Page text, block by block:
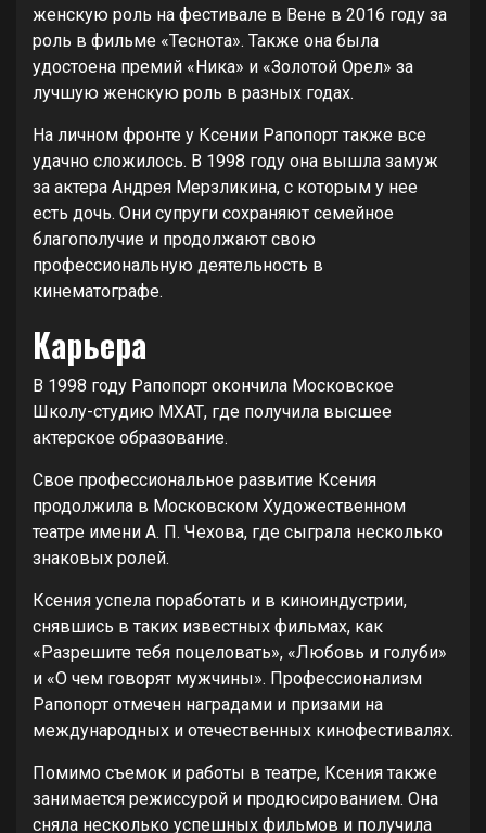
женскую роль на фестивале в Вене в 2016 году за
роль в фильме «Теснота». Также она была
удостоена премий «Ника» и «Золотой Орел» за
лучшую женскую роль в разных годах.
На личном фронте у Ксении Рапопорт также все
удачно сложилось. В 1998 году она вышла замуж
за актера Андрея Мерзликина, с которым у нее
есть дочь. Они супруги сохраняют семейное
благополучие и продолжают свою
профессиональную деятельность в
кинематографе.
Карьера
В 1998 году Рапопорт окончила Московское
Школу-студию МХАТ, где получила высшее
актерское образование.
Свое профессиональное развитие Ксения
продолжила в Московском Художественном
театре имени А. П. Чехова, где сыграла несколько
знаковых ролей.
Ксения успела поработать и в киноиндустрии,
снявшись в таких известных фильмах, как
«Разрешите тебя поцеловать», «Любовь и голуби»
и «О чем говорят мужчины». Профессионализм
Рапопорт отмечен наградами и призами на
международных и отечественных кинофестивалях.
Помимо съемок и работы в театре, Ксения также
занимается режиссурой и продюсированием. Она
сняла несколько успешных фильмов и получила